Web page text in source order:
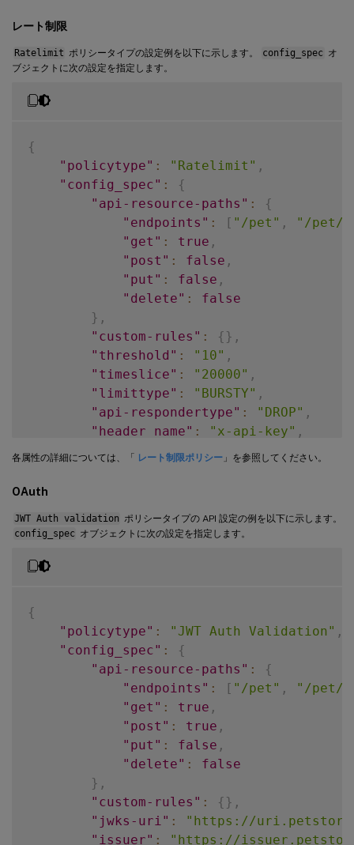
レート制限
Ratelimit ポリシータイプの設定例を以下に示します。 config_spec オ
ブジェクトに次の設定を指定します。
{
"policytype" : "Ratelimit" ,
"config_spec" :
{
"api-resource-paths" :
{
"endpoints" : [ "/pet" ,
"/pet/
"get" : true ,
"post" : false ,
"put" : false ,
"delete" :
false
} ,
"custom-rules" : { } ,
"threshold" : "10" ,
"timeslice" : "20000" ,
"limittype" : "BURSTY" ,
"api-respondertype" : "DROP" ,
"header_name" : "x-api-key" ,
"per_client_ip"
true
}
各属性の詳細については、「 レート制限ポリシー 」を参照してください。
OAuth
JWT Auth validation ポリシータイプの API 設定の例を以下に示します。
config_spec オブジェクトに次の設定を指定します。
{
"policytype" : "JWT Auth Validation" ,
"config_spec" :
{
"api-resource-paths" :
{
"endpoints" : [ "/pet" ,
"/pet/
"get" : true ,
"post" : true ,
"put" : false ,
"delete" :
false
} ,
"custom-rules" : { } ,
"jwks-uri" :
"https://
"issuer" :
"https://